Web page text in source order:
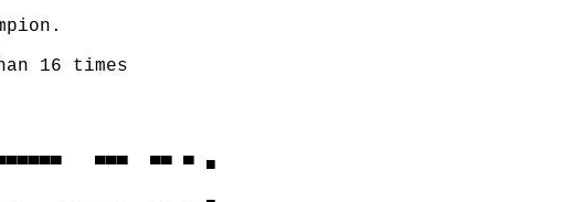
16 times
▀▀▀  ▀▀ ▀ ■